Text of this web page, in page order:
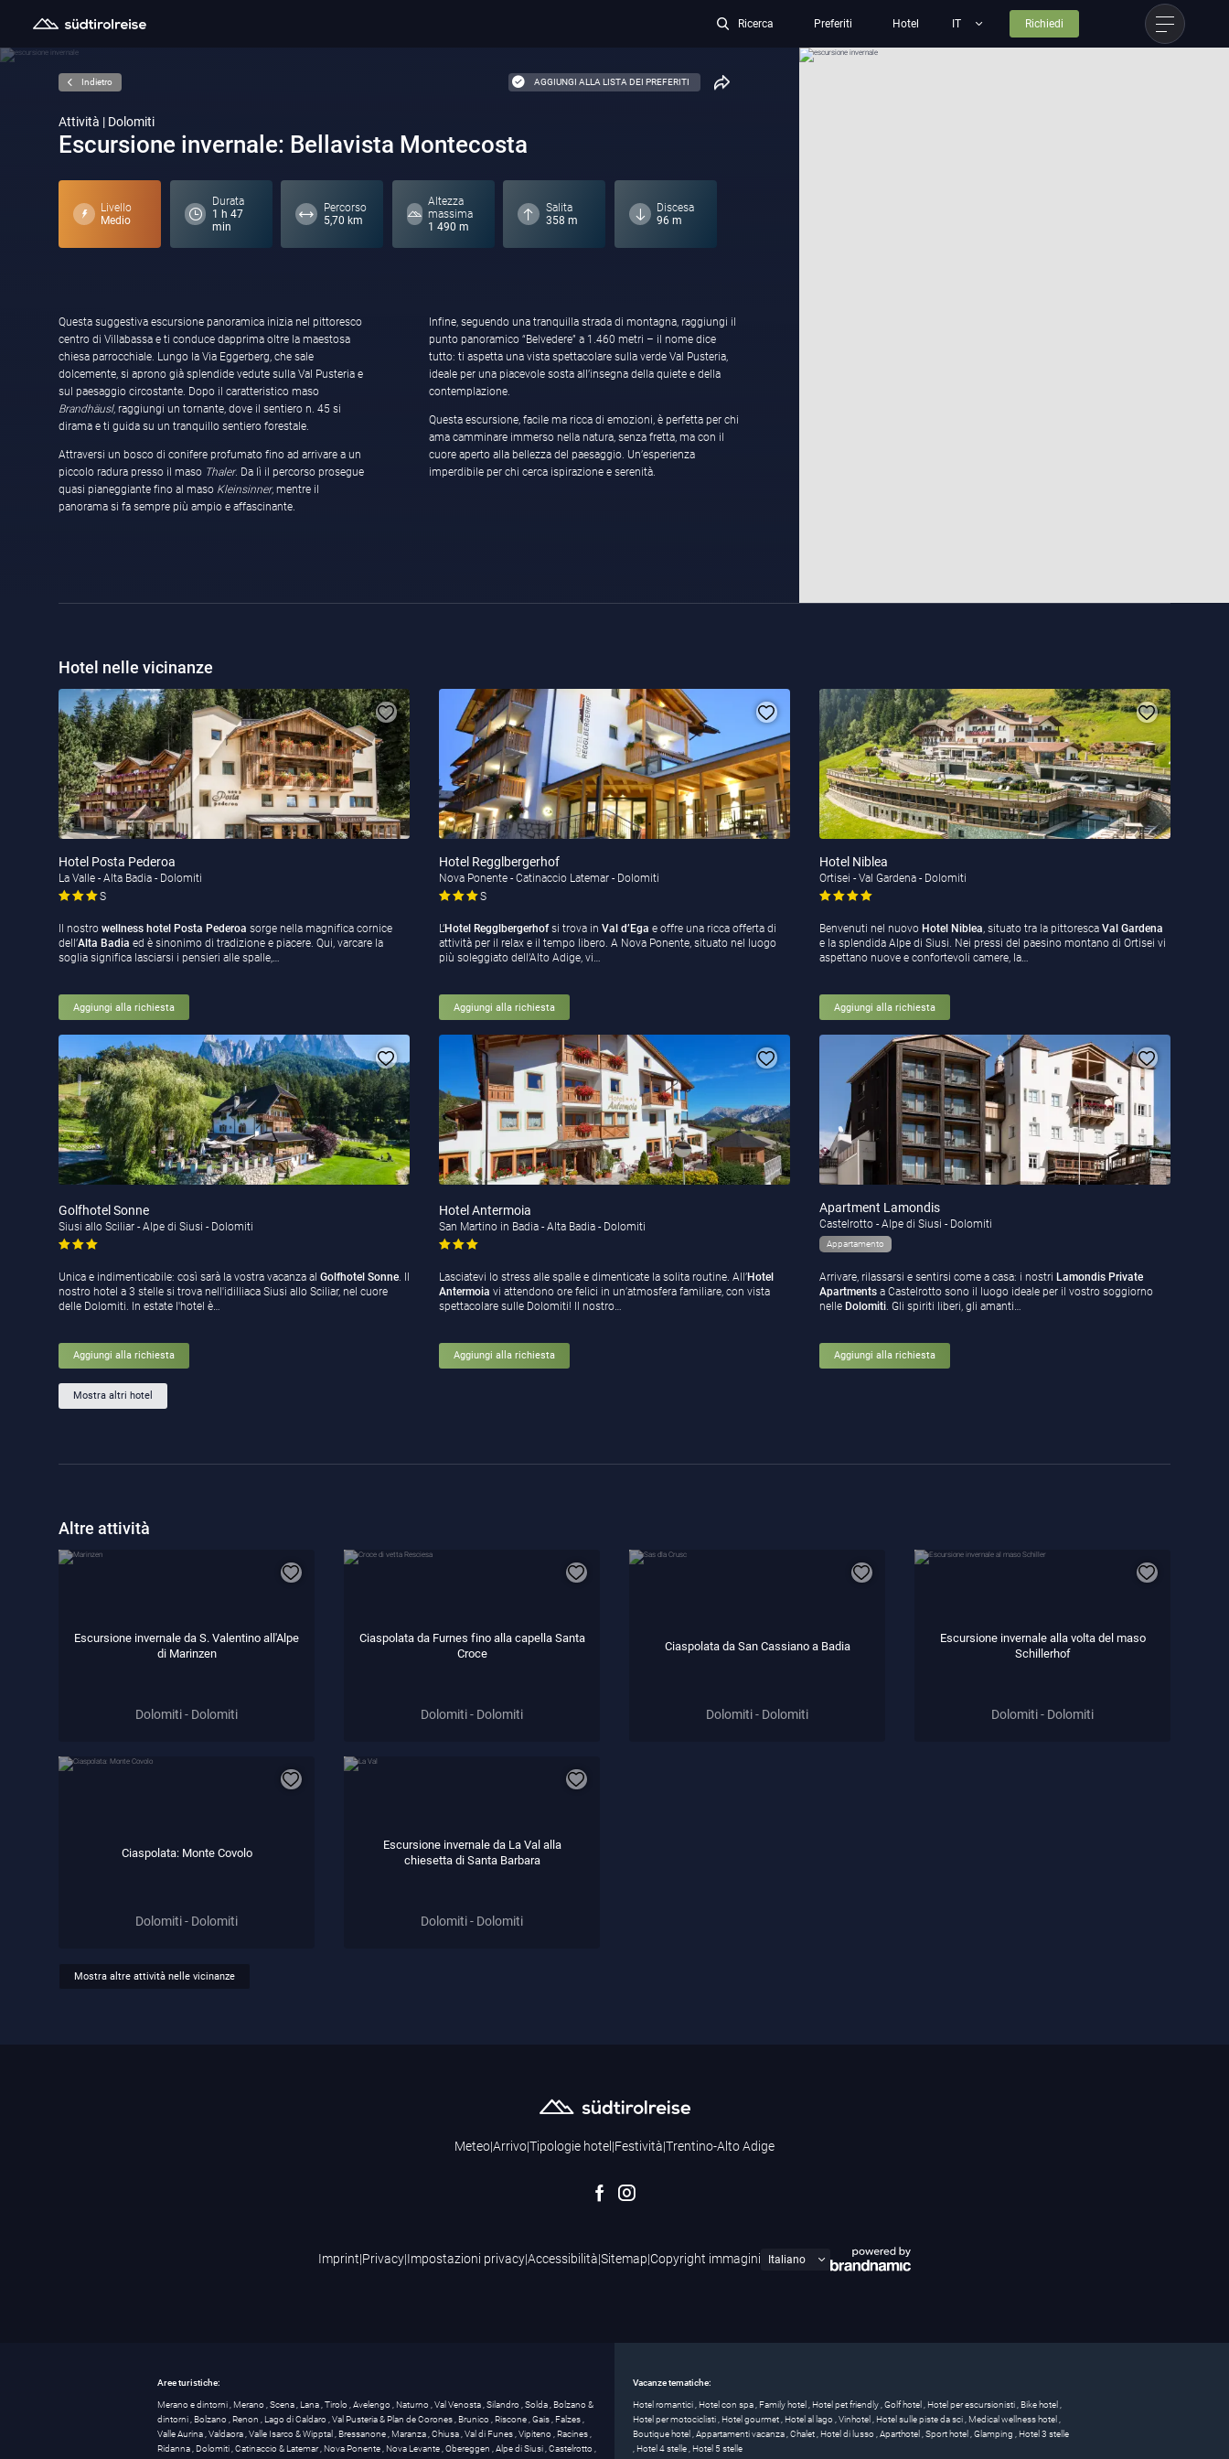
Ricerca Preferiti Hotel Richiedi
AGGIUNGI ALLA LISTA DEI PREFERITI
Indietro
Attività | Dolomiti
Escursione invernale: Bellavista Montecosta
Livello
Medio
Durata
1 h 47
min
Percorso
5,70 km
Altezza
massima
1 490 m
Salita
358 m
Discesa
96 m
Questa suggestiva escursione panoramica inizia nel pittoresco
centro di Villabassa e ti conduce dapprima oltre la maestosa
chiesa parrocchiale. Lungo la Via Eggerberg, che sale
dolcemente, si aprono già splendide vedute sulla Val Pusteria e
sul paesaggio circostante. Dopo il caratteristico maso
Brandhäusl, raggiungi un tornante, dove il sentiero n. 45 si
dirama e ti guida su un tranquillo sentiero forestale.
Attraversi un bosco di conifere profumato fino ad arrivare a un
piccolo radura presso il maso Thaler. Da lì il percorso prosegue
quasi pianeggiante fino al maso Kleinsinner, mentre il
panorama si fa sempre più ampio e affascinante.
Infine, seguendo una tranquilla strada di montagna, raggiungi il
punto panoramico “Belvedere” a 1.460 metri – il nome dice
tutto: ti aspetta una vista spettacolare sulla verde Val Pusteria,
ideale per una piacevole sosta all’insegna della quiete e della
contemplazione.
Questa escursione, facile ma ricca di emozioni, è perfetta per chi
ama camminare immerso nella natura, senza fretta, ma con il
cuore aperto alla bellezza del paesaggio. Un’esperienza
imperdibile per chi cerca ispirazione e serenità.
Hotel nelle vicinanze
Hotel Posta Pederoa
La Valle - Alta Badia - Dolomiti
S
Il nostro wellness hotel Posta Pederoa sorge nella magnifica cornice
dell’Alta Badia ed è sinonimo di tradizione e piacere. Qui, varcare la
soglia significa lasciarsi i pensieri alle spalle,…
Aggiungi alla richiesta
Hotel Regglbergerhof
Nova Ponente - Catinaccio Latemar - Dolomiti
S
L’Hotel Regglbergerhofsi trova in Val d’Ega e offre una ricca offerta di
attività per il relax e il tempo libero. A Nova Ponente, situato nel luogo
più soleggiato dell’Alto Adige, vi…
Aggiungi alla richiesta
Hotel Niblea
Ortisei - Val Gardena - Dolomiti
Benvenuti nel nuovo Hotel Niblea, situato tra la pittoresca Val Gardena
e la splendida Alpe di Siusi. Nei pressi del paesino montano di Ortisei vi
aspettano nuove e confortevoli camere, la…
Aggiungi alla richiesta
Golfhotel Sonne
Siusi allo Sciliar - Alpe di Siusi - Dolomiti
Unica e indimenticabile: così sarà la vostra vacanza al Golfhotel Sonne. Il
nostro hotel a 3 stelle si trova nell'idilliaca Siusi allo Sciliar, nel cuore
delle Dolomiti. In estate l'hotel è…
Aggiungi alla richiesta
Hotel Antermoia
San Martino in Badia - Alta Badia - Dolomiti
Lasciatevi lo stress alle spalle e dimenticate la solita routine. All’Hotel
Antermoia vi attendono ore felici in un’atmosfera familiare, con vista
spettacolare sulle Dolomiti! Il nostro…
Aggiungi alla richiesta
Apartment Lamondis
Castelrotto - Alpe di Siusi - Dolomiti
Appartamento
Arrivare, rilassarsi e sentirsi come a casa: i nostri Lamondis Private
Apartmentsa Castelrotto sono il luogo ideale per il vostro soggiorno
nelle Dolomiti. Gli spiriti liberi, gli amanti…
Aggiungi alla richiesta
Mostra altri hotel
Altre attività
Escursione invernale da S. Valentino all'Alpe
di Marinzen
Dolomiti - Dolomiti
Ciaspolata da Furnes fino alla capella Santa
Croce
Dolomiti - Dolomiti
Ciaspolata da San Cassiano a Badia
Dolomiti - Dolomiti
Escursione invernale alla volta del maso
Schillerhof
Dolomiti - Dolomiti
Ciaspolata: Monte Covolo
Dolomiti - Dolomiti
Escursione invernale da La Val alla
chiesetta di Santa Barbara
Dolomiti - Dolomiti
Mostra altre attività nelle vicinanze
Meteo|Arrivo|Tipologie hotel |Festività|Trentino-Alto Adige
Imprint|Privacy|Impostazioni privacy|Accessibilità|Sitemap|Copyright immagini
Aree turistiche:
Merano e dintorni, Merano,Scena, Lana,Tirolo,Avelengo, Naturno,Val Venosta,Silandro,Solda, Bolzano &
dintorni, Bolzano,Renon , Lago di Caldaro,Val Pusteria & Plan de Corones, Brunico,Riscone,Gais, Falzes,
Valle Aurina,Valdaora,Valle Isarco & Wipptal , Bressanone, Maranza,Chiusa,Val di Funes,Vipiteno,Racines,
Ridanna, Dolomiti,Catinaccio & Latemar, Nova Ponente, Nova Levante,Obereggen ,Alpe di Siusi,Castelrotto,
Vacanze tematiche:
Hotel romantici, Hotel con spa, Family hotel , Hotel pet friendly,Golf hotel , Hotel per escursionisti, Bike hotel ,
Hotel per motociclisti, Hotel gourmet, Hotel al lago,Vinhotel , Hotel sulle piste da sci, Medical wellness hotel ,
Boutique hotel ,Appartamenti vacanza,Chalet, Hotel di lusso,Aparthotel ,Sport hotel ,Glamping , Hotel 3 stelle
, Hotel 4 stelle, Hotel 5 stelle